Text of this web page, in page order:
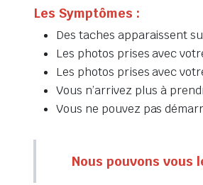
Les Symptômes :
Des taches apparaissent
Les photos prises avec
Les photos prises avec
Vous n’arrivez plus à
Vous ne pouvez pas
Nous pouvons vous